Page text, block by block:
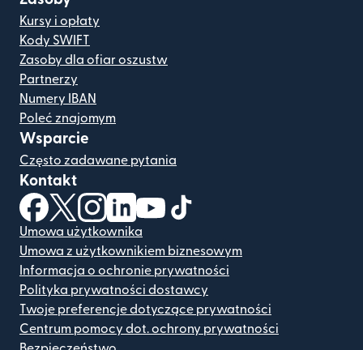
Kursy i opłaty
Kody SWIFT
Zasoby dla ofiar oszustw
Partnerzy
Numery IBAN
Poleć znajomym
Wsparcie
Często zadawane pytania
Kontakt
(otwiera się w nowym oknie)
(otwiera się w nowym oknie)
(otwiera się w nowym oknie)
(otwiera się w nowym oknie)
(otwiera się w nowym oknie)
Umowa użytkownika
Umowa z użytkownikiem biznesowym
Informacja o ochronie prywatności
Polityka prywatności dostawcy
Twoje preferencje dotyczące prywatności
Centrum pomocy dot. ochrony prywatności